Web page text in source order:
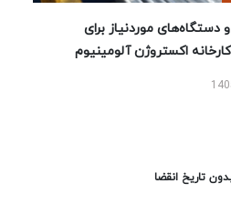
موردنیاز برای
اکستروژن آلومینیوم
تاریخ انقضا